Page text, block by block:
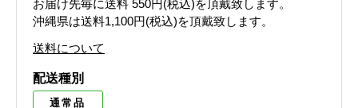
お届け先毎に送料 550円(税込)を頂戴致します。
沖縄県は送料1,100円(税込)を頂戴致します。
送料について
配送種別
通常品